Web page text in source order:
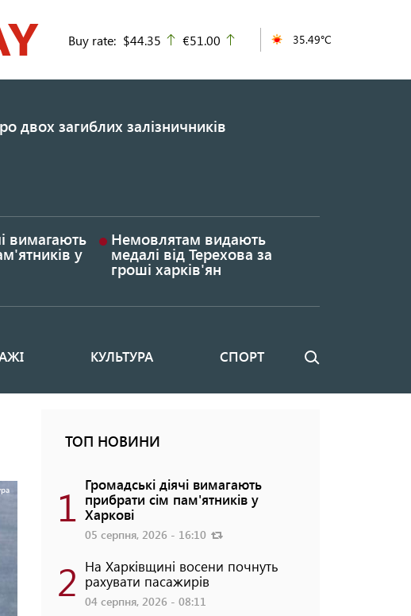
Buy rate: $44.35 up
€51.00 35.49°C
двох загиблих залізничників
вимагають
у
Немовлятам видають
медалі від Терехова за
гроші харків'ян
КУЛЬТУРА СПОРТ Пошук
ТОП НОВИНИ
1 Громадські діячі вимагають
прибрати сім пам'ятників у
Харкові
05 серпня, 2026 - 16:10
2 На Харківщині восени почнуть
рахувати пасажирів
04 серпня, 2026 - 08:11